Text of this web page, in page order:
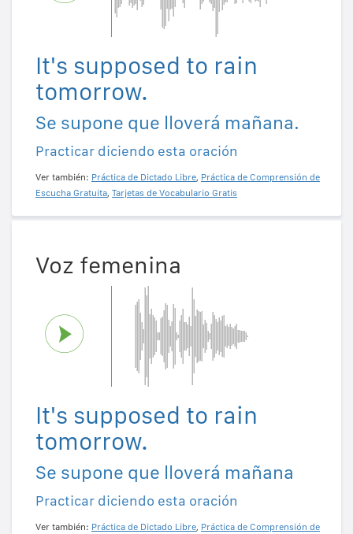
It's supposed to rain
tomorrow.
Se supone que lloverá mañana.
Practicar diciendo esta oración
Ver también: Práctica de Dictado Libre, Práctica de Comprensión de
Escucha Gratuita, Tarjetas de Vocabulario Gratis
Voz femenina
It's supposed to rain
tomorrow.
Se supone que lloverá mañana
Practicar diciendo esta oración
Ver también: Práctica de Dictado Libre, Práctica de Comprensión de